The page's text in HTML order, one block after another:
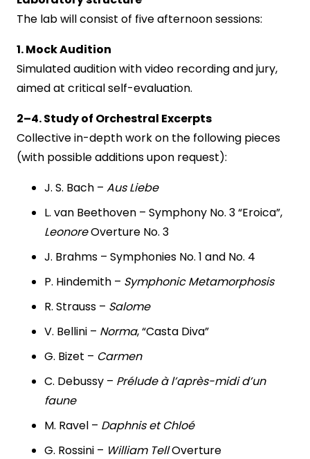
The lab will consist of five afternoon sessions:
1. Mock Audition
Simulated audition with video recording and jury,
aimed at critical self-evaluation.
2–4. Study of Orchestral Excerpts
Collective in-depth work on the following pieces
(with possible additions upon request):
J. S. Bach – Aus Liebe
L. van Beethoven – Symphony No. 3 “Eroica”,
LeonoreOverture No. 3
J. Brahms – Symphonies No. 1 and No. 4
P. Hindemith – Symphonic Metamorphosis
R. Strauss – Salome
V. Bellini – Norma, “Casta Diva”
G. Bizet – Carmen
C. Debussy – Prélude à l’après-midi d’un
faune
M. Ravel – Daphnis et Chloé
G. Rossini – William TellOverture